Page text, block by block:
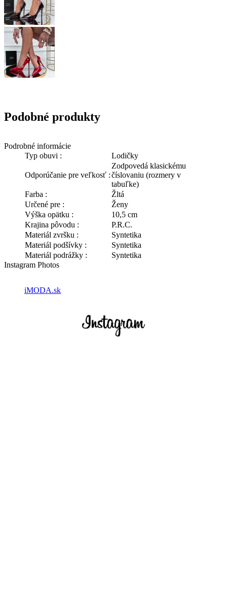
Podrobné informácie
Typ obuvi :
Lodičky
Odporúčanie pre veľkosť :
Zodpovedá klasickému
číslovaniu (rozmery v
tabuľke)
Farba :
Žltá
Určené pre :
Ženy
Výška opätku :
10,5 cm
Krajina pôvodu :
P.R.C.
Materiál zvršku :
Syntetika
Materiál podšívky :
Syntetika
Materiál podrážky :
Syntetika
Instagram Photos
iMODA.sk
Podobné produkty